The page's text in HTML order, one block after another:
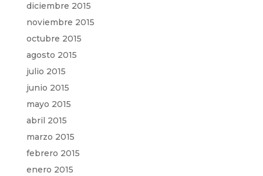
diciembre 2015
noviembre 2015
octubre 2015
agosto 2015
julio 2015
junio 2015
mayo 2015
abril 2015
marzo 2015
febrero 2015
enero 2015